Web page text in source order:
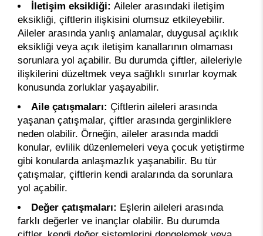
İletişim eksikliği: Aileler arasındaki iletişim
eksikliği, çiftlerin ilişkisini olumsuz etkileyebilir.
Aileler arasında yanlış anlamalar, duygusal açıklık
eksikliği veya açık iletişim kanallarının olmaması
sorunlara yol açabilir. Bu durumda çiftler, aileleriyle
ilişkilerini düzeltmek veya sağlıklı sınırlar koymak
konusunda zorluklar yaşayabilir.
Aile çatışmaları: Çiftlerin aileleri arasında
yaşanan çatışmalar, çiftler arasında gerginliklere
neden olabilir. Örneğin, aileler arasında maddi
konular, evlilik düzenlemeleri veya çocuk yetiştirme
gibi konularda anlaşmazlık yaşanabilir. Bu tür
çatışmalar, çiftlerin kendi aralarında da sorunlara
yol açabilir.
Değer çatışmaları: Eşlerin aileleri arasında
farklı değerler ve inançlar olabilir. Bu durumda